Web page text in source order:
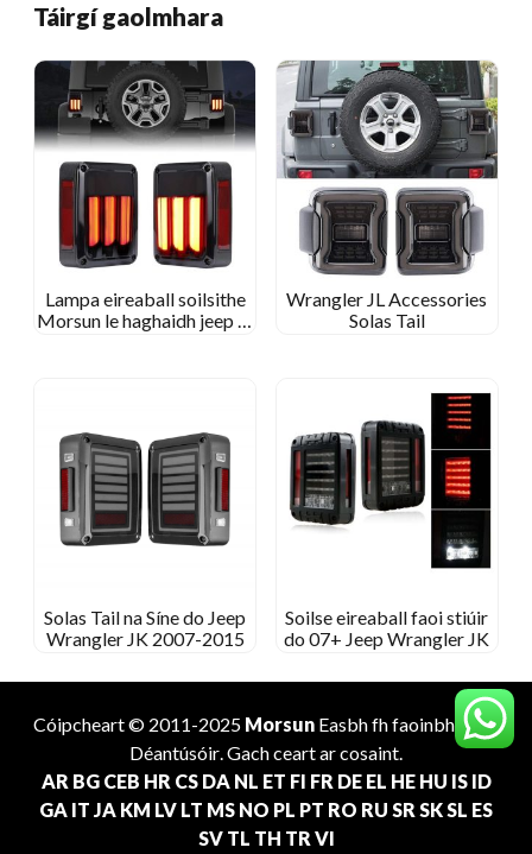
Táirgí gaolmhara
Lampa eireaball soilsithe
Morsun le haghaidh jeep jk
Wrangler JL Accessories
Solas Tail
Solas Tail na Síne do Jeep
Wrangler JK 2007-2015
Soilse eireaball faoi stiúir
do 07+ Jeep Wrangler JK
Cóipcheart © 2011-2025 Morsun Easbh fh faoinbhóthar
Déantúsóir. Gach ceart ar cosaint.
AR BG CEB HR CS DA NL ET FI FR DE EL HE HU IS ID
GA IT JA KM LV LT MS NO PL PT RO RU SR SKSL ES
SV TL TH TR VI